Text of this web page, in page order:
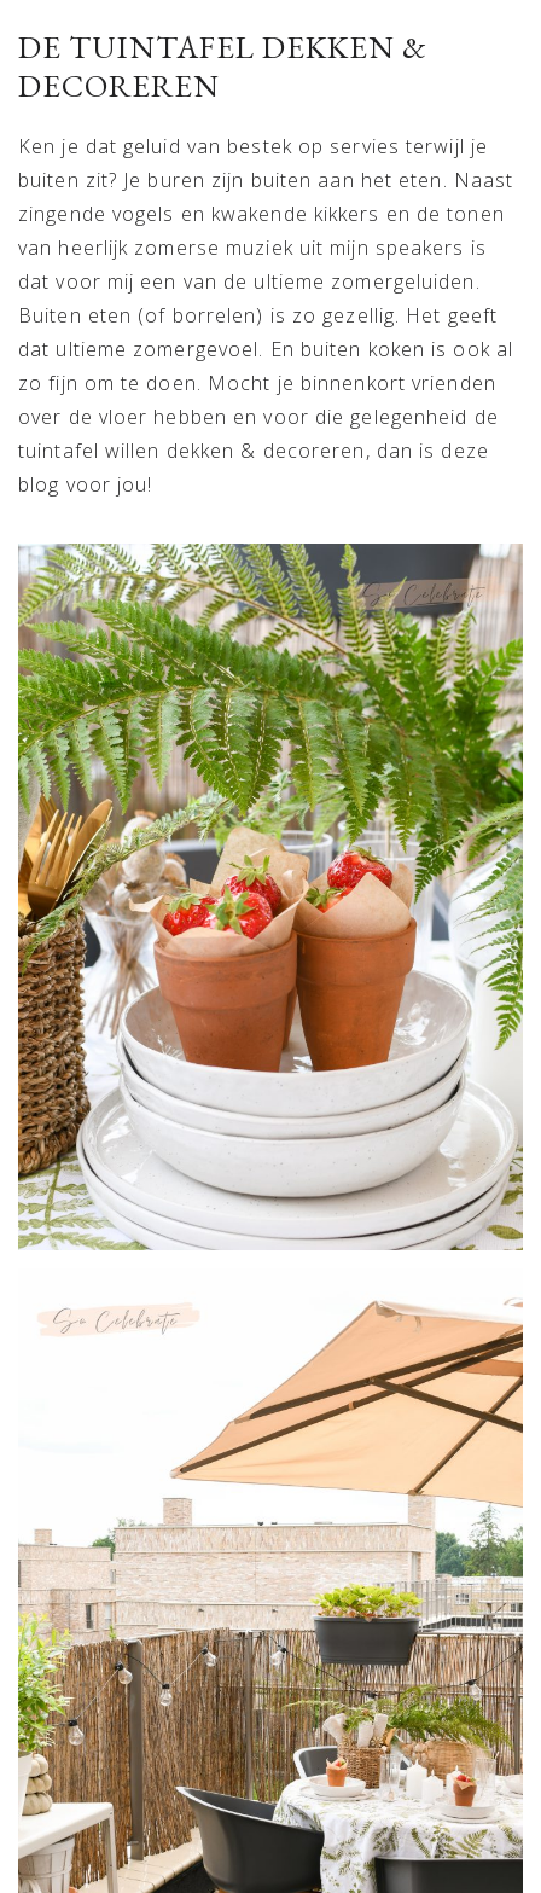
DE TUINTAFEL DEKKEN &
DECOREREN
Ken je dat geluid van bestek op servies terwijl je
buiten zit? Je buren zijn buiten aan het eten. Naast
zingende vogels en kwakende kikkers en de tonen
van heerlijk zomerse muziek uit mijn speakers is
dat voor mij een van de ultieme zomergeluiden.
Buiten eten (of borrelen) is zo gezellig. Het geeft
dat ultieme zomergevoel. En buiten koken is ook al
zo fijn om te doen. Mocht je binnenkort vrienden
over de vloer hebben en voor die gelegenheid de
tuintafel willen dekken & decoreren, dan is deze
blog voor jou!